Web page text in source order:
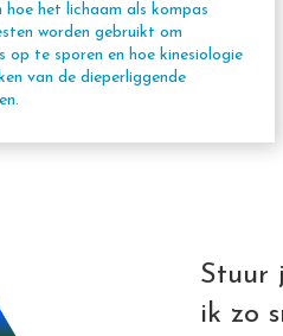
hoe het lichaam als kompas
worden gebruikt om
op te sporen en hoe kinesiologie
van de dieperliggende
Stuur
ik zo